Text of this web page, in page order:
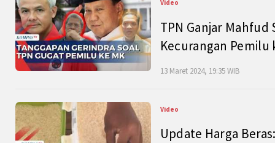
Video
TPN Ganjar Mahfud
Kecurangan Pemilu
13 Maret 2024, 19:35 WIB
Video
Update Harga